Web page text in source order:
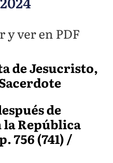
y ver en PDF
de Jesucristo,
de
la República
756 (741) /